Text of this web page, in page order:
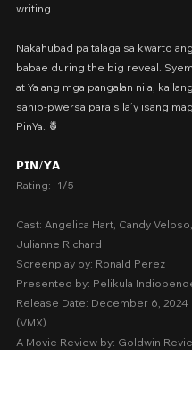
writing.
Nakahubad pa talaga sa kwarto
babae during the big reveal.
at Ya ang mga pangalan nila,
sanib-pwersa para sila’y isang
PinYa. 🍍
𝗣𝗜𝗡/𝗬𝗔
Rating: -1/5
Cast: Angelica Hart, Candy
Julianne Richard
Screenplay by: Ronald Perez
Presented by: Pelikula
Release Date: December 6, 2024
(VMX)
A Movie Review by: Goldwin